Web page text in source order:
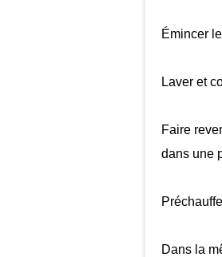
Émincer
Laver et
Faire
dans une
Dans la